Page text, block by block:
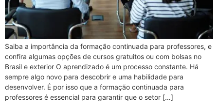
Saiba a importância da formação continuada para professores, e
confira algumas opções de cursos gratuitos ou com bolsas no
Brasil e exterior O aprendizado é um processo constante. Há
sempre algo novo para descobrir e uma habilidade para
desenvolver. É por isso que a formação continuada para
professores é essencial para garantir que o setor […]